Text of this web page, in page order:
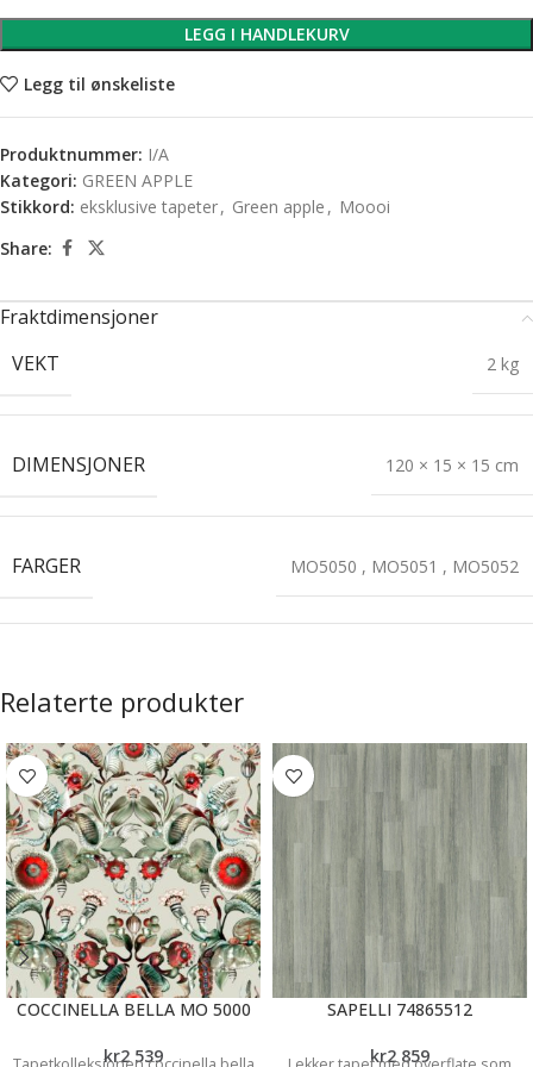
LEGG I HANDLEKURV
Legg til ønskeliste
Produktnummer: I/A
Kategori: GREEN APPLE
Stikkord: eksklusive tapeter, Green apple , Moooi
Share:
Fraktdimensjoner
VEKT
2 kg
DIMENSJONER 120 × 15 × 15 cm
FARGER MO5050 , MO5051 , MO5052
Relaterte produkter
COCCINELLA BELLA MO 5000
kr2 539
SAPELLI 74865512
kr2 859